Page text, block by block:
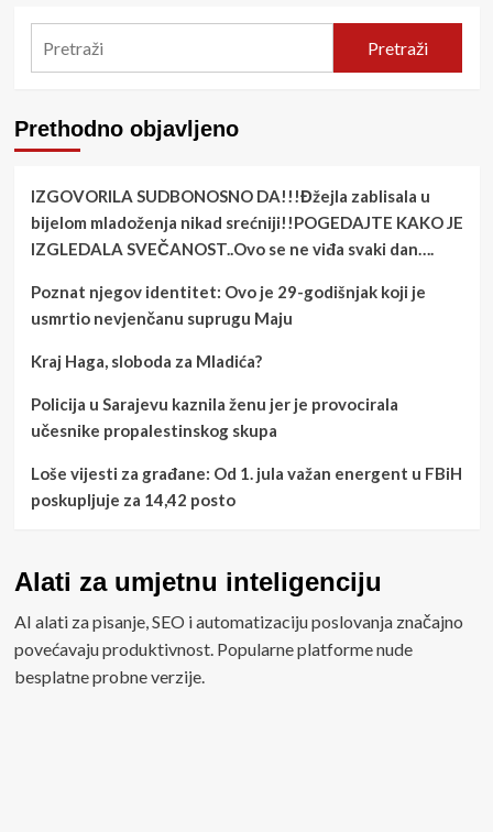
Pretraži
Prethodno objavljeno
IZGOVORILA SUDBONOSNO DA!!!Đžejla zablisala u
bijelom mladoženja nikad srećniji!!POGEDAJTE KAKO JE
IZGLEDALA SVEČANOST..Ovo se ne viđa svaki dan….
Poznat njegov identitet: Ovo je 29-godišnjak koji je
usmrtio nevjenčanu suprugu Maju
Kraj Haga, sloboda za Mladića?
Policija u Sarajevu kaznila ženu jer je provocirala
učesnike propalestinskog skupa
Loše vijesti za građane: Od 1. jula važan energent u FBiH
poskupljuje za 14,42 posto
Alati za umjetnu inteligenciju
AI alati za pisanje, SEO i automatizaciju poslovanja značajno
povećavaju produktivnost. Popularne platforme nude
besplatne probne verzije.